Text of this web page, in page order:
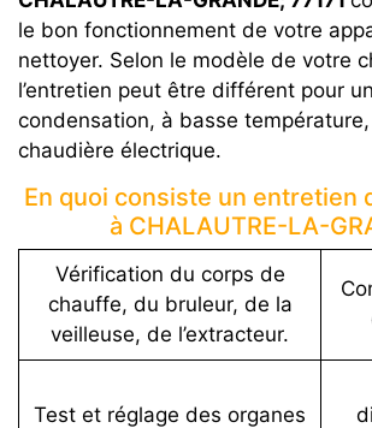
le bon fonctionnement de votre
nettoyer. Selon le modèle de votre
l’entretien peut être différent pour
condensation, à basse
chaudière électrique.
En quoi consiste un entretien
à CHALAUTRE-LA-
Vérification du corps de
chauffe, du bruleur, de la
veilleuse, de l’extracteur.
Test et réglage des organes